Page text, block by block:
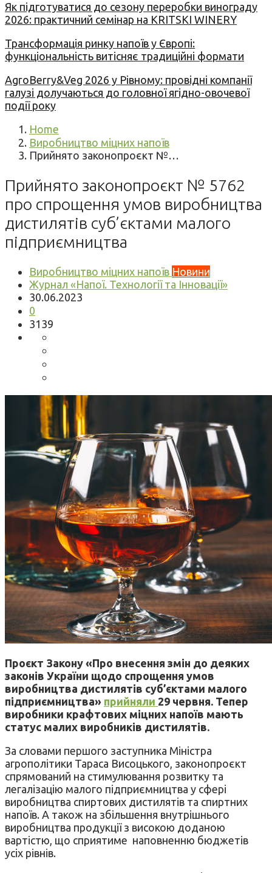
Як підготуватися до сезону переробки винограду
2026: практичний семінар на KRITSKI WINERY
Трансформація ринку напоїв у Європі:
функціональність витісняє традиційні формати
AgroBerry&Veg 2026 у Рівному: провідні компанії
галузі долучаються до головної ягідно-овочевої
події року
Home
Виробництво міцних напоїв
Прийнято законопроєкт №…
Прийнято законопроєкт № 5762
про спрощення умов виробництва
дистилятів суб’єктами малого
підприємництва
Виробництво міцних напоїв Новини
Журнал «Напої. Технології та Інновації»
30.06.2023
0
3139
Проєкт Закону «Про внесення змін до деяких
законів України щодо спрощення умов
виробництва дистилятів суб’єктами малого
підприємництва» прийняли 29 червня. Тепер
виробники крафтових міцних напоїв мають
статус малих виробників дистилятів.
За словами першого заступника Міністра
агрополітики Тараса Висоцького, законопроєкт
спрямований на стимулювання розвитку та
легалізацію малого підприємництва у сфері
виробництва спиртових дистилятів та спиртних
напоїв. А також на збільшення внутрішнього
виробництва продукції з високою доданою
вартістю, що сприятиме наповненню бюджетів
усіх рівнів.